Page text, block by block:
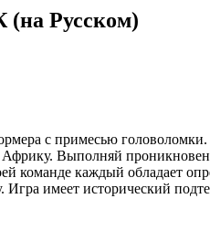
(на Русском)
с примесью
Выполняй
команде каждый обладает
Игра имеет исторический